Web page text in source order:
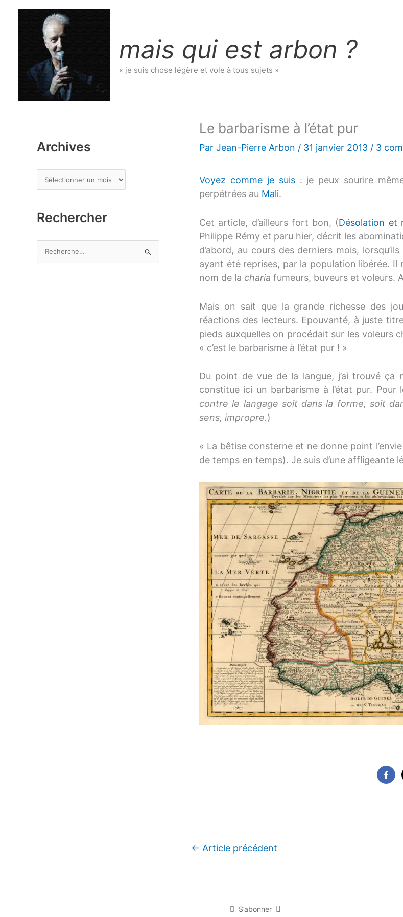
mais qui est arbon ?
« je suis chose légère et vole à tous sujets »
Archives
r
h
v
Rechercher
Le barbarisme à l’état pur
Par Jean-Pierre Arbon / 31 janvier 2013 / 3
Voyez comme je suis: je peux sourire
perpétrées au Mali.
Cet article, d’ailleurs fort bon, (Désolation et
Philippe Rémy et paru hier, décrit les
d’abord, au cours des derniers mois,
ayant été reprises, par la population libérée.
nom de la charia fumeurs, buveurs et voleurs.
Mais on sait que la grande richesse des
réactions des lecteurs. Epouvanté, à juste
pieds auxquelles on procédait sur les voleurs
« c’est le barbarisme à l’état pur ! »
Du point de vue de la langue, j’ai trouvé ça
constitue ici un barbarisme à l’état pur.
contre le langage soit dans la forme, soit
sens, impropre.)
« La bêtise consterne et ne donne point
de temps en temps). Je suis d’une affligeante
← Article précédent
S’abonner